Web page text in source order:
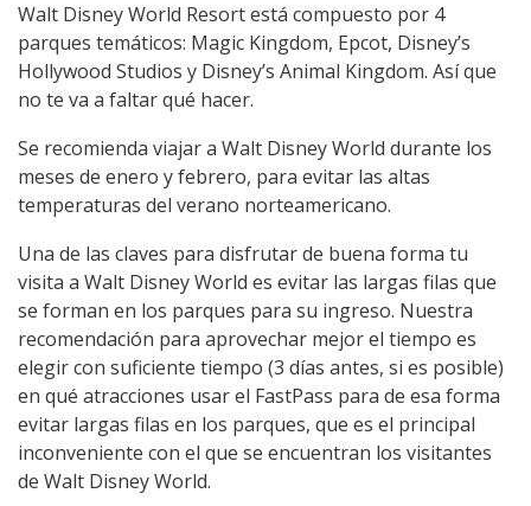
Walt Disney World Resort está compuesto por 4
parques temáticos: Magic Kingdom, Epcot, Disney’s
Hollywood Studios y Disney’s Animal Kingdom. Así que
no te va a faltar qué hacer.
Se recomienda viajar a Walt Disney World durante los
meses de enero y febrero, para evitar las altas
temperaturas del verano norteamericano.
Una de las claves para disfrutar de buena forma tu
visita a Walt Disney World es evitar las largas filas que
se forman en los parques para su ingreso. Nuestra
recomendación para aprovechar mejor el tiempo es
elegir con suficiente tiempo (3 días antes, si es posible)
en qué atracciones usar el FastPass para de esa forma
evitar largas filas en los parques, que es el principal
inconveniente con el que se encuentran los visitantes
de Walt Disney World.